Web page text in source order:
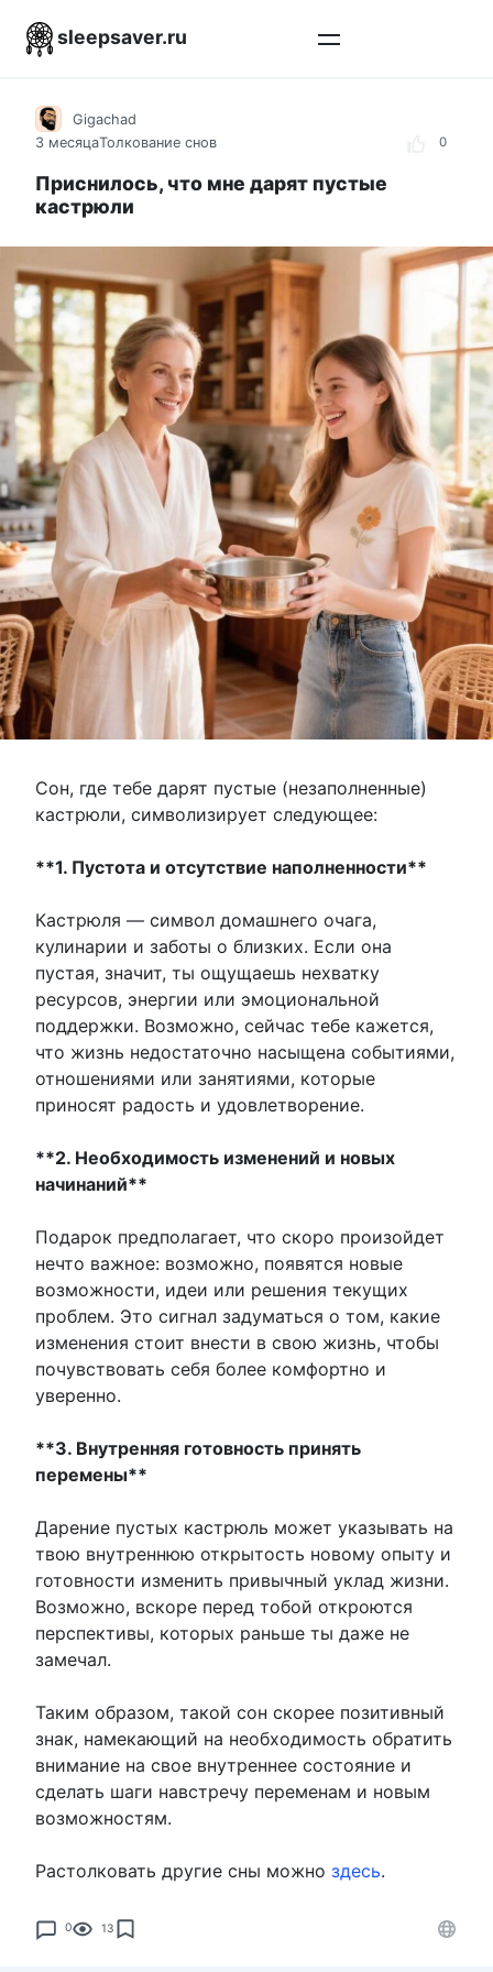
sleepsaver.ru
0
Gigachad
3 месяцаТолкование снов
Приснилось, что мне дарят пустые
кастрюли
Сон, где тебе дарят пустые (незаполненные)
кастрюли, символизирует следующее:
**1. Пустота и отсутствие наполненности**
Кастрюля — символ домашнего очага,
кулинарии и заботы о близких. Если она
пустая, значит, ты ощущаешь нехватку
ресурсов, энергии или эмоциональной
поддержки. Возможно, сейчас тебе кажется,
что жизнь недостаточно насыщена событиями,
отношениями или занятиями, которые
приносят радость и удовлетворение.
**2. Необходимость изменений и новых
начинаний**
Подарок предполагает, что скоро произойдет
нечто важное: возможно, появятся новые
возможности, идеи или решения текущих
проблем. Это сигнал задуматься о том, какие
изменения стоит внести в свою жизнь, чтобы
почувствовать себя более комфортно и
уверенно.
**3. Внутренняя готовность принять
перемены**
Дарение пустых кастрюль может указывать на
твою внутреннюю открытость новому опыту и
готовности изменить привычный уклад жизни.
Возможно, вскоре перед тобой откроются
перспективы, которых раньше ты даже не
замечал.
Таким образом, такой сон скорее позитивный
знак, намекающий на необходимость обратить
внимание на свое внутреннее состояние и
сделать шаги навстречу переменам и новым
возможностям.
Растолковать другие сны можно здесь.
0 13